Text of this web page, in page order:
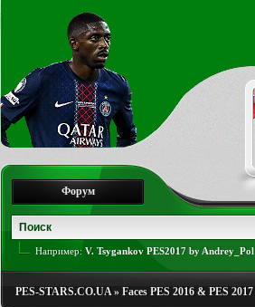
Форум
Например: V. Tsygankov PES2017 by Andrey_Pol
PES-STARS.CO.UA» Faces PES 2016 & PES 2017